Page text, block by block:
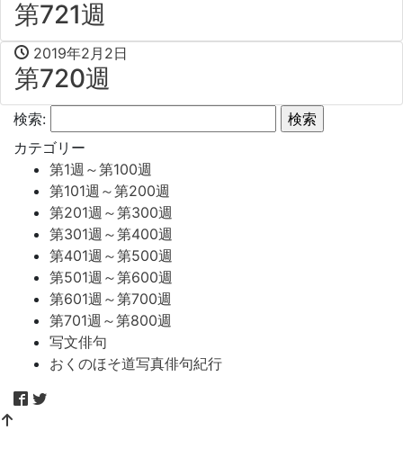
第721週
2019年2月2日
第720週
検索:
カテゴリー
第1週～第100週
第101週～第200週
第201週～第300週
第301週～第400週
第401週～第500週
第501週～第600週
第601週～第700週
第701週～第800週
写文俳句
おくのほそ道写真俳句紀行